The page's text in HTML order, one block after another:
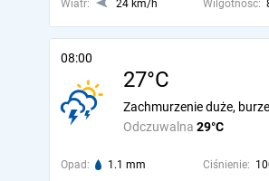
Wiatr: 24 km/h Wilgotność:
08:00
27°C
Odczuwalna 29°C
Zachmurzenie duże, burze
Opad: 1.1 mm Ciśnienie: